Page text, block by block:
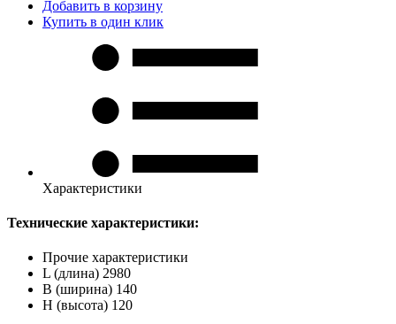
Добавить в корзину
Купить в один клик
Характеристики
Технические характеристики:
Прочие характеристики
L (длина) 2980
B (ширина) 140
H (высота) 120